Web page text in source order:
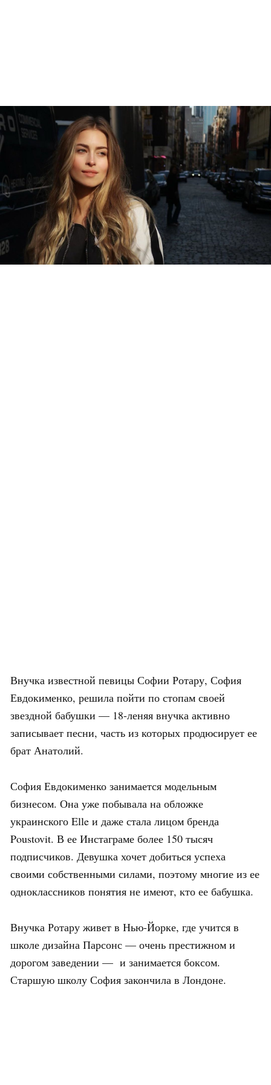
Внучка известной певицы Софии Ротару, София
Евдокименко, решила пойти по стопам своей
звездной бабушки — 18-леняя внучка активно
записывает песни, часть из которых продюсирует ее
брат Анатолий.
София Евдокименко занимается модельным
бизнесом. Она уже побывала на обложке
украинского Elle и даже стала лицом бренда
Poustovit. В ее Инстаграме более 150 тысяч
подписчиков. Девушка хочет добиться успеха
своими собственными силами, поэтому многие из ее
одноклассников понятия не имеют, кто ее бабушка.
Внучка Ротару живет в Нью-Йорке, где учится в
школе дизайна Парсонс — очень престижном и
дорогом заведении — и занимается боксом.
Старшую школу София закончила в Лондоне.